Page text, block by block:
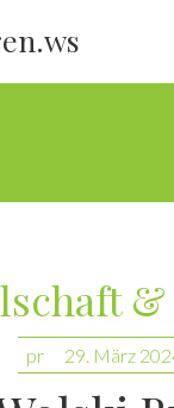
pr 29. März